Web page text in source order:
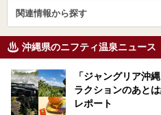
関連情報から探す
沖縄県のニフティ温泉ニュース
「ジャングリア沖
ラクションのあと
レポート